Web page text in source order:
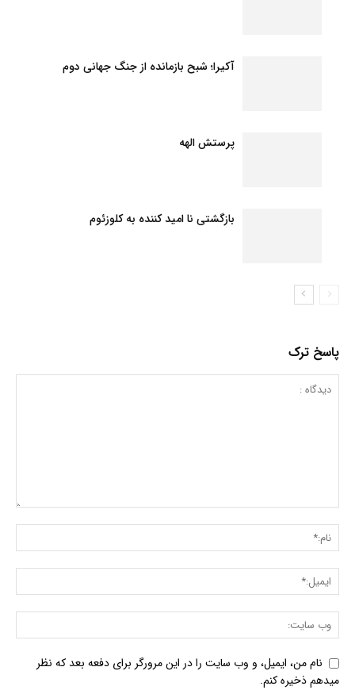
آکیرا؛ شبح بازمانده از جنگ جهانی دوم
پرستش الهه
بازگشتی نا امید کننده به کلوزئوم
پاسخ ترک
نام من، ایمیل، و وب سایت را در این مرورگر برای دفعه بعد که نظر
میدهم ذخیره کنم.